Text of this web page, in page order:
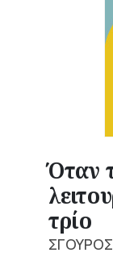
Όταν
τρίο